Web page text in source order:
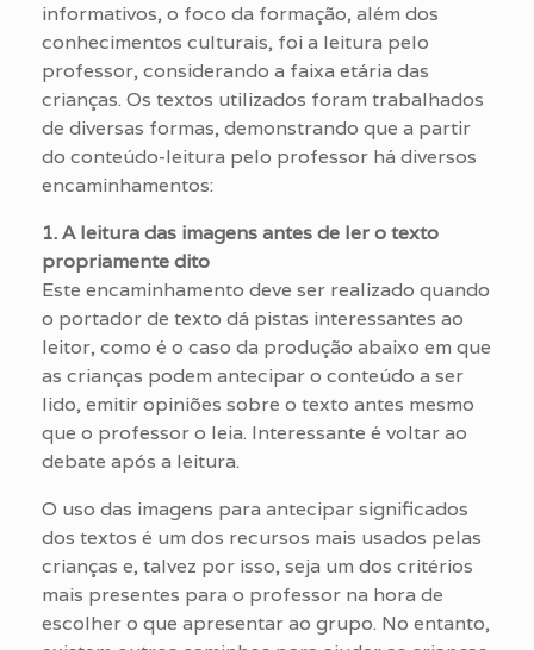
informativos, o foco da formação, além dos
conhecimentos culturais, foi a leitura pelo
professor, considerando a faixa etária das
crianças. Os textos utilizados foram trabalhados
de diversas formas, demonstrando que a partir
do conteúdo-leitura pelo professor há diversos
encaminhamentos:
1. A leitura das imagens antes de ler o texto
propriamente dito
Este encaminhamento deve ser realizado quando
o portador de texto dá pistas interessantes ao
leitor, como é o caso da produção abaixo em que
as crianças podem antecipar o conteúdo a ser
lido, emitir opiniões sobre o texto antes mesmo
que o professor o leia. Interessante é voltar ao
debate após a leitura.
O uso das imagens para antecipar significados
dos textos é um dos recursos mais usados pelas
crianças e, talvez por isso, seja um dos critérios
mais presentes para o professor na hora de
escolher o que apresentar ao grupo. No entanto,